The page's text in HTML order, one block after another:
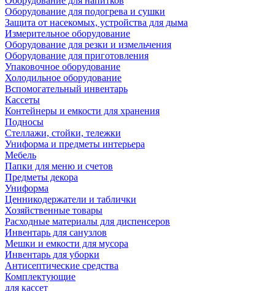
Оборудование для подогрева и сушки
Защита от насекомых, устройства для дыма
Измерительное оборудование
Оборудование для резки и измельчения
Оборудование для приготовления
Упаковочное оборудование
Холодильное оборудование
Вспомогательный инвентарь
Кассеты
Контейнеры и емкости для хранения
Подносы
Стеллажи, стойки, тележки
Униформа и предметы интерьера
Мебель
Папки для меню и счетов
Предметы декора
Униформа
Ценникодержатели и таблички
Хозяйственные товары
Расходные материалы для диспенсеров
Инвентарь для санузлов
Мешки и емкости для мусора
Инвентарь для уборки
Антисептические средства
Комплектующие
для кассет